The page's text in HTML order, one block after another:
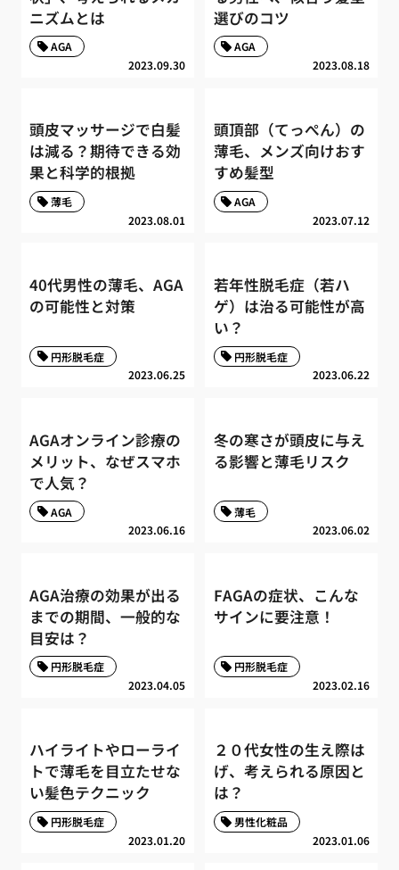
ニズムとは
2023.09.30
AGA
選びのコツ
2023.08.18
AGA
頭皮マッサージで白髪
は減る？期待できる効
果と科学的根拠
2023.08.01
薄毛
頭頂部（てっぺん）の
薄毛、メンズ向けおす
すめ髪型
2023.07.12
AGA
40代男性の薄毛、AGA
の可能性と対策
2023.06.25
円形脱毛症
若年性脱毛症（若ハ
ゲ）は治る可能性が高
い？
2023.06.22
円形脱毛症
AGAオンライン診療の
メリット、なぜスマホ
で人気？
2023.06.16
AGA
冬の寒さが頭皮に与え
る影響と薄毛リスク
2023.06.02
薄毛
AGA治療の効果が出る
までの期間、一般的な
目安は？
2023.04.05
円形脱毛症
FAGAの症状、こんな
サインに要注意！
2023.02.16
円形脱毛症
ハイライトやローライ
トで薄毛を目立たせな
い髪色テクニック
2023.01.20
円形脱毛症
２０代女性の生え際は
げ、考えられる原因と
は？
2023.01.06
男性化粧品